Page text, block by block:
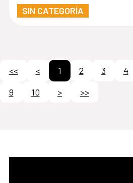
SIN CATEGORÍA
<< < 1 2 3 4
9
10 > >>